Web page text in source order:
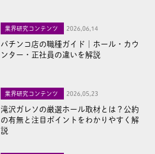
業界研究コンテンツ 2026,06,14
パチンコ店の職種ガイド｜ホール・カウ
ンター・正社員の違いを解説
業界研究コンテンツ 2026,05,23
滝沢ガレソの厳選ホール取材とは？公約
の有無と注目ポイントをわかりやすく解
説